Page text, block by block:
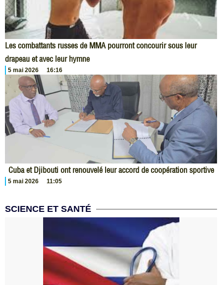
Les combattants russes de MMA pourront concourir sous leur
drapeau et avec leur hymne
5 mai 2026 16:16
Cuba et Djibouti ont renouvelé leur accord de coopération sportive
5 mai 2026 11:05
SCIENCE ET SANTÉ